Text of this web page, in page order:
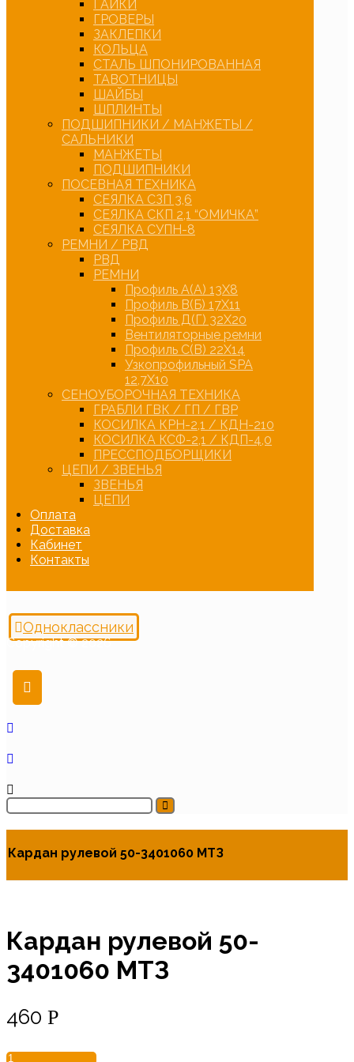
ГАЙКИ
ГРОВЕРЫ
ЗАКЛЕПКИ
КОЛЬЦА
СТАЛЬ ШПОНИРОВАННАЯ
ТАВОТНИЦЫ
ШАЙБЫ
ШПЛИНТЫ
ПОДШИПНИКИ / МАНЖЕТЫ /
САЛЬНИКИ
МАНЖЕТЫ
ПОДШИПНИКИ
ПОСЕВНАЯ ТЕХНИКА
СЕЯЛКА СЗП 3,6
СЕЯЛКА СКП 2,1 “ОМИЧКА”
СЕЯЛКА СУПН-8
РЕМНИ / РВД
РВД
РЕМНИ
Профиль А(А) 13Х8
Профиль В(Б) 17Х11
Профиль Д(Г) 32Х20
Вентиляторные ремни
Профиль С(В) 22Х14
Узкопрофильный SPA
12,7Х10
СЕНОУБОРОЧНАЯ ТЕХНИКА
ГРАБЛИ ГВК / ГП / ГВР
КОСИЛКА КРН-2,1 / КДН-210
КОСИЛКА КСФ-2,1 / КДП-4,0
ПРЕССПОДБОРЩИКИ
ЦЕПИ / ЗВЕНЬЯ
ЗВЕНЬЯ
ЦЕПИ
Оплата
Доставка
Кабинет
Контакты
Одноклассники
Copyright © 2026
Кардан рулевой 50-3401060 МТЗ
Кардан рулевой 50-
3401060 МТЗ
460 Р
Количество